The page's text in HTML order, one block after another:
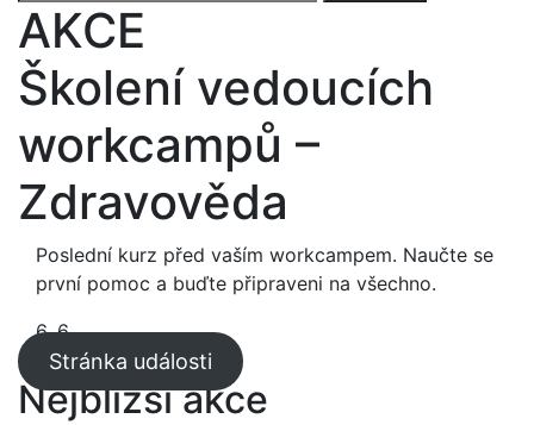
AKCE
Školení vedoucích
workcampů –
Zdravověda
Poslední kurz před vaším workcampem. Naučte se
první pomoc a buďte připraveni na všechno.
6. 6.
Stránka události
Nejbližší akce